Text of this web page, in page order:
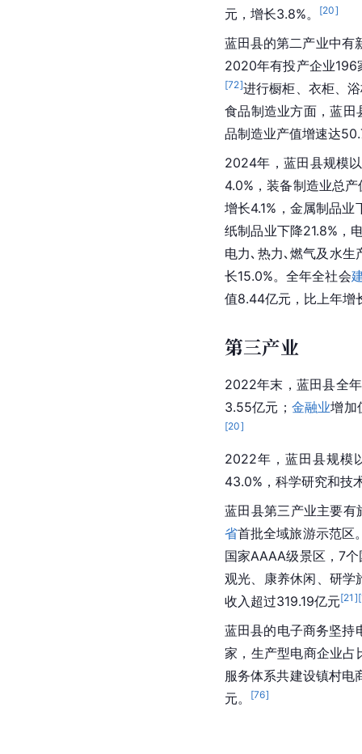
元，增长3.8%。
[20]
蓝田县的第二产业中有
2020年有投产企业
[72]进行橱柜、衣柜、
食品制造业方面，蓝田
品制造业产值增速达
2024年，蓝田县规模
4.0%，装备制造业总
增长4.1%，金属制品
纸制品业下降21.8%，
电力､热力､燃气及水
长15.0%。全年全社会
值8.44亿元，比上年增
第三产业
2022年末，蓝田县全
3.55亿元； 金融业增加
[20]
2022年，蓝田县规模
43.0%，科学研究和技
蓝田县第三产业主要有
省首批全域旅游示范区
国家AAAA级景区，7
观光、康养休闲、研
收入超过319.19亿元[21 ][
蓝田县的电子商务坚
家，生产型电商企业
服务体系共建设镇村
元。
[76]